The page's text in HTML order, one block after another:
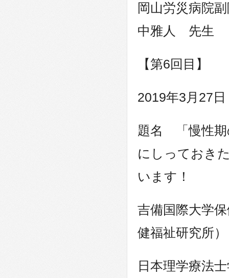
岡山労災病院
中雅人 先生
【第6回目】
2019年3月27
題名 「慢性期
にしっておき
います！
吉備国際大学
健福祉研究
日本理学療法